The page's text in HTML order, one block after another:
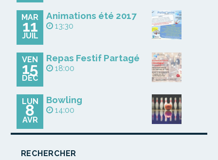
MAR
11
JUIL
Animations été 2017
13:30
VEN
15
DÉC
Repas Festif Partagé
18:00
LUN
8
AVR
Bowling
14:00
RECHERCHER